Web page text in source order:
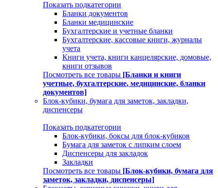
Показать подкатегории
Бланки документов
Бланки медицинские
Бухгалтерские и учетные бланки
Бухгалтерские, кассовые книги, журналы
учета
Книги учета, книги канцелярские, домовые,
книги отзывов
Посмотреть все товары [Бланки и книги
учетные, бухгалтерские, медицинские, бланки
документов]
Блок-кубики, бумага для заметок, закладки,
диспенсеры
Показать подкатегории
Блок-кубики, боксы для блок-кубиков
Бумага для заметок с липким слоем
Диспенсеры для закладок
Закладки
Посмотреть все товары [Блок-кубики, бумага для
заметок, закладки, диспенсеры]